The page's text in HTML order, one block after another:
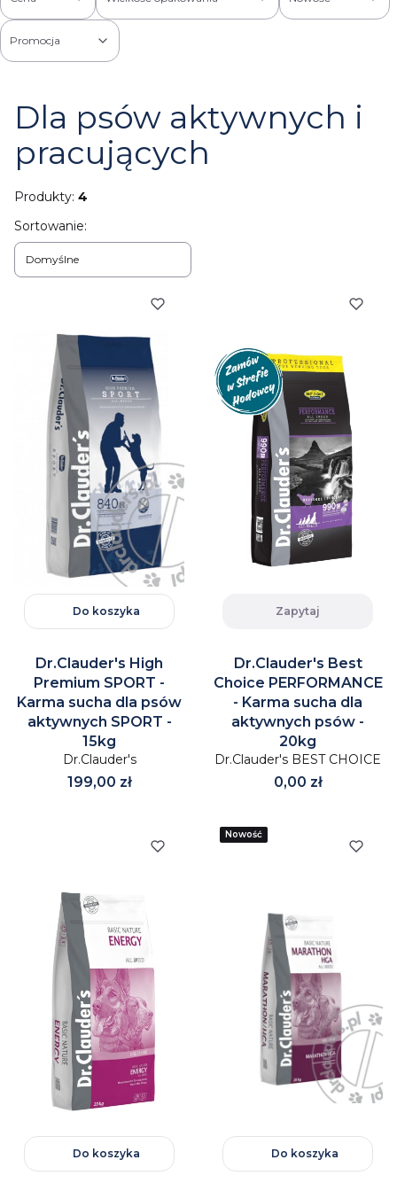
Promocja
Dla psów aktywnych i
pracujących
Produkty: 4
Lista produktów
Sortowanie:
Domyślne
Do koszyka
Dr.Clauder's High
Premium SPORT -
Karma sucha dla psów
aktywnych SPORT -
15kg
Dr.Clauder's
Cena
199,00 zł
Zapytaj
Dr.Clauder's Best
Choice PERFORMANCE
- Karma sucha dla
aktywnych psów -
20kg
Dr.Clauder's BEST CHOICE
Cena
0,00 zł
Do koszyka
Nowość
Do koszyka